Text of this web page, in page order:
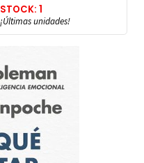
STOCK: 1
¡Últimas unidades!